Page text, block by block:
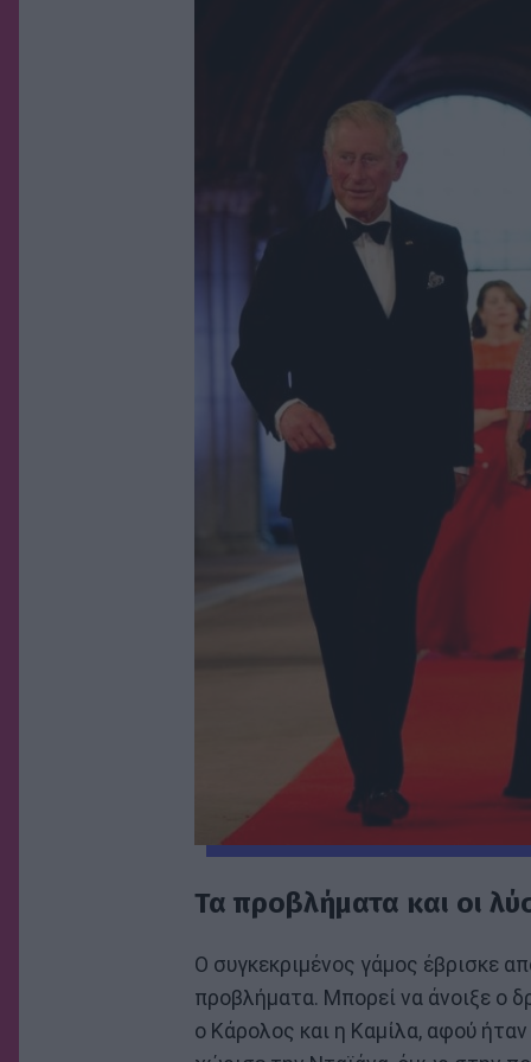
Τα προβλήματα και οι
Ο συγκεκριμένος γάμος έβρισκε
προβλήματα. Μπορεί να άνοιξε ο
ο Κάρολος και η Καμίλα, αφού